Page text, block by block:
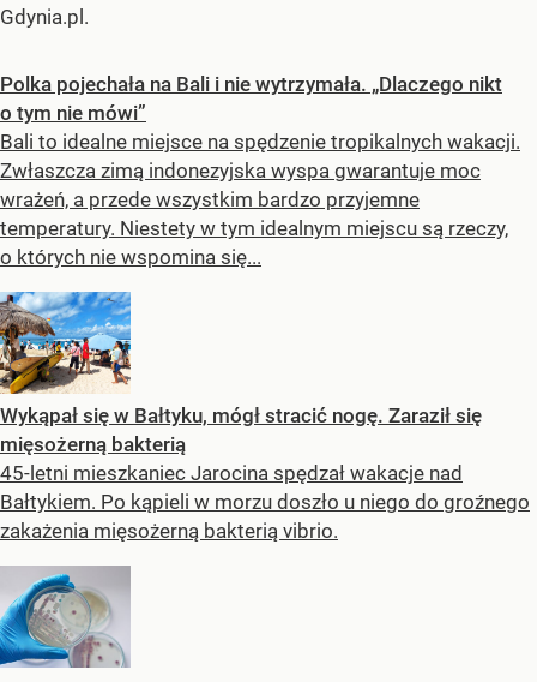
Gdynia.pl.
Polka pojechała na Bali i nie wytrzymała. „Dlaczego nikt
o tym nie mówi”
Bali to idealne miejsce na spędzenie tropikalnych wakacji.
Zwłaszcza zimą indonezyjska wyspa gwarantuje moc
wrażeń, a przede wszystkim bardzo przyjemne
temperatury. Niestety w tym idealnym miejscu są rzeczy,
o których nie wspomina się...
Wykąpał się w Bałtyku, mógł stracić nogę. Zaraził się
mięsożerną bakterią
45-letni mieszkaniec Jarocina spędzał wakacje nad
Bałtykiem. Po kąpieli w morzu doszło u niego do groźnego
zakażenia mięsożerną bakterią vibrio.